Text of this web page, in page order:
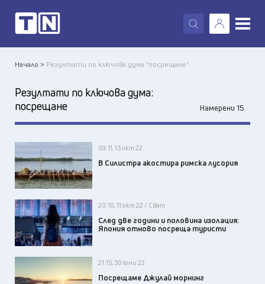
X
Начало > Резултати по ключова дума "посрещане"
Резултати по ключова дума:
посрещане
Намерени 15
09:11, 13 окт 22
В Силистра акостира римска лусория
20:10, 11 окт 22 / Свят
След две години и половина изолация:
Япония отново посреща туристи
21:15, 30 юни 22
Посрещаме Джулай морнинг